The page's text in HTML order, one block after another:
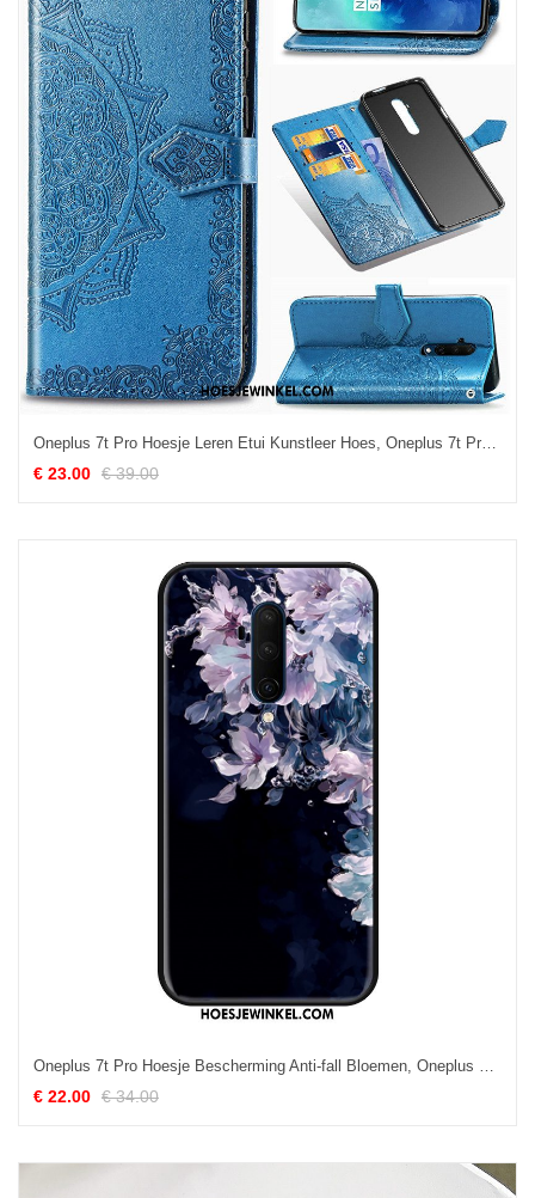
Oneplus 7t Pro Hoesje Leren Etui Kunstleer Hoes, Oneplus 7t Pro Hoesje Reliëf Bescherming
€ 23.00 € 39.00
Oneplus 7t Pro Hoesje Bescherming Anti-fall Bloemen, Oneplus 7t Pro Hoesje Scheppend Hoes
€ 22.00 € 34.00